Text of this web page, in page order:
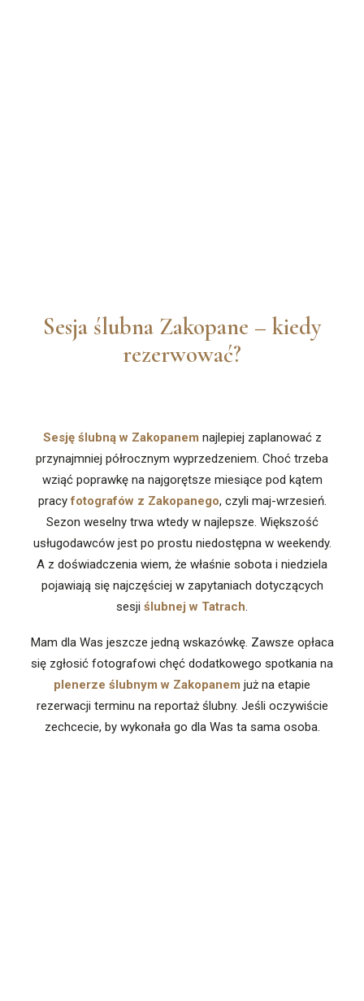
Sesja ślubna Zakopane – kiedy
rezerwować?
Sesję ślubną w Zakopanem najlepiej zaplanować z
przynajmniej półrocznym wyprzedzeniem. Choć trzeba
wziąć poprawkę na najgorętsze miesiące pod kątem
pracyfotografów z Zakopanego, czyli maj-wrzesień.
Sezon weselny trwa wtedy w najlepsze. Większość
usługodawców jest po prostu niedostępna w weekendy.
A z doświadczenia wiem, że właśnie sobota i niedziela
pojawiają się najczęściej w zapytaniach dotyczących
sesji ślubnej w Tatrach.
Mam dla Was jeszcze jedną wskazówkę. Zawsze opłaca
się zgłosić fotografowi chęć dodatkowego spotkania na
plenerze ślubnym w Zakopanem już na etapie
rezerwacji terminu na reportaż ślubny. Jeśli oczywiście
zechcecie, by wykonała go dla Was ta sama osoba.